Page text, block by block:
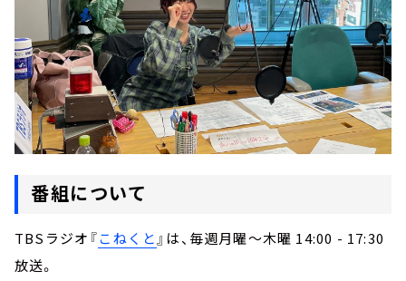
番組について
TBSラジオ『こねくと 』は、毎週月曜～木曜 14:00 - 17:30
放送。